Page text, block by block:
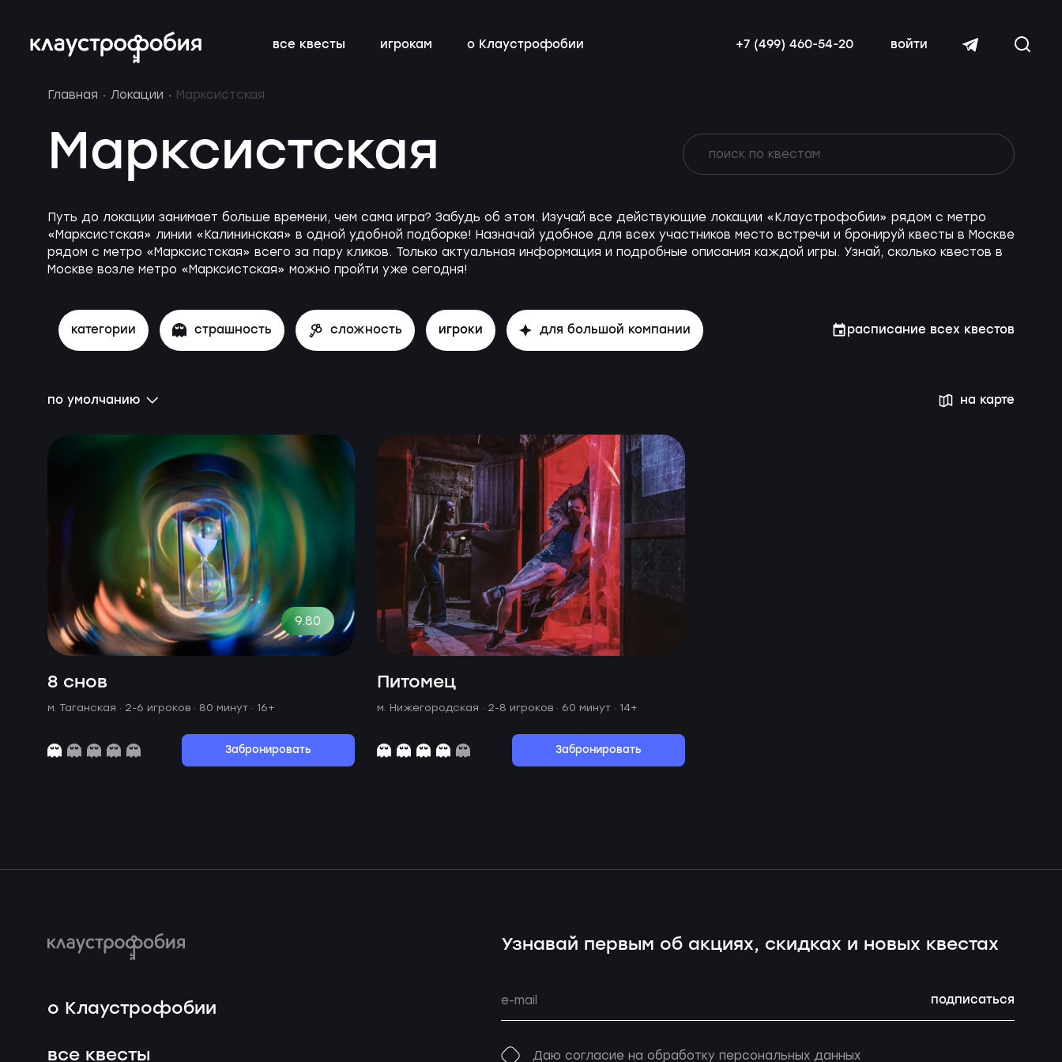
все квесты
веселые аттракционы
детям новые
игрокам
магазин новичкам о квестах
сертификаты
о Клаустрофобии
вакансии
читать далее
+7 (499) 460-54-20 войти
Главная Локации Марксистская
Марксистская
Путь до локации занимает больше времени, чем сама игра? Забудь об этом. Изучай все действующие локации «Клаустрофобии» рядом с метро
«Марксистская» линии «Калининская» в одной удобной подборке! Назначай удобное для всех участников место встречи и бронируй квесты в Москве
рядом с метро «Марксистская» всего за пару кликов. Только актуальная информация и подробные описания каждой игры. Узнай, сколько квестов в
Москве возле метро «Марксистская» можно пройти уже сегодня!
категории страшность сложность игроки для большой компании расписание всех квестов
по умолчанию на карте
9.80
8 снов
м. Таганская · 2-6 игроков · 80 минут · 16+
Забронировать
Питомец
м. Нижегородская · 2-8 игроков · 60 минут · 14+
Забронировать
о Клаустрофобии
все квесты
Узнавай первым об акциях, скидках и новых квестах
подписаться
Даю согласие на обработку персональных данных